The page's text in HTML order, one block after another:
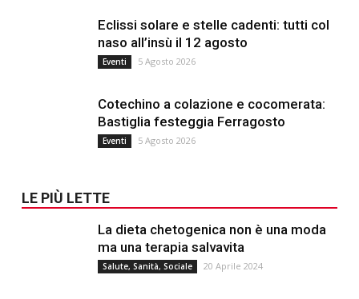
Eclissi solare e stelle cadenti: tutti col
naso all’insù il 12 agosto
Eventi 5 Agosto 2026
Cotechino a colazione e cocomerata:
Bastiglia festeggia Ferragosto
Eventi 5 Agosto 2026
LE PIÙ LETTE
La dieta chetogenica non è una moda
ma una terapia salvavita
Salute, Sanità, Sociale 20 Aprile 2024